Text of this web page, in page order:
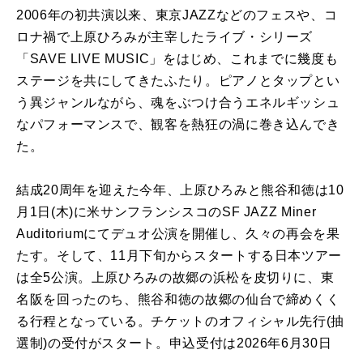
2006年の初共演以来、東京JAZZなどのフェスや、コ
ロナ禍で上原ひろみが主宰したライブ・シリーズ
「SAVE LIVE MUSIC」をはじめ、これまでに幾度も
ステージを共にしてきたふたり。ピアノとタップとい
う異ジャンルながら、魂をぶつけ合うエネルギッシュ
なパフォーマンスで、観客を熱狂の渦に巻き込んでき
た。
結成20周年を迎えた今年、上原ひろみと熊谷和徳は10
月1日(木)に米サンフランシスコのSF JAZZ Miner
Auditoriumにてデュオ公演を開催し、久々の再会を果
たす。そして、11月下旬からスタートする日本ツアー
は全5公演。上原ひろみの故郷の浜松を皮切りに、東
名阪を回ったのち、熊谷和徳の故郷の仙台で締めくく
る行程となっている。チケットのオフィシャル先行(抽
選制)の受付がスタート。申込受付は2026年6月30日